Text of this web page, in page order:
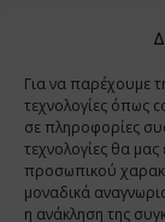
Για να παρέχουμε
τεχνολογίες όπως
σε πληροφορίες
τεχνολογίες θα
προσωπικού
μοναδικά
η ανάκληση της
•